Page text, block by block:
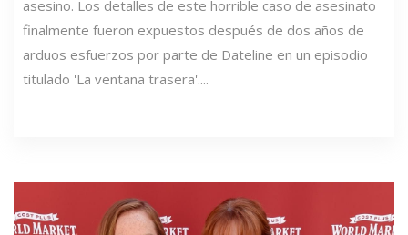
asesino. Los detalles de este horrible caso de asesinato
finalmente fueron expuestos después de dos años de
arduos esfuerzos por parte de Dateline en un episodio
titulado 'La ventana trasera'....